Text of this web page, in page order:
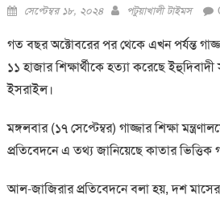
Posted
সেপ্টেম্বর ১৮, ২০২৪ Author
পটুয়াখালী টাইমস
গত বছর অক্টোবরের পর থেকে এখন পর্যন্ত
১১ হাজার শিক্ষার্থীকে হত্যা করেছে ইহুদিবাদী
ইসরাইল।
মঙ্গলবার (১৭ সেপ্টেম্বর) গাজ্জার শিক্ষা
প্রতিবেদনে এ তথ্য জানিয়েছে কাতার
আল-জাজিরার প্রতিবেদনে বলা হয়, দশ